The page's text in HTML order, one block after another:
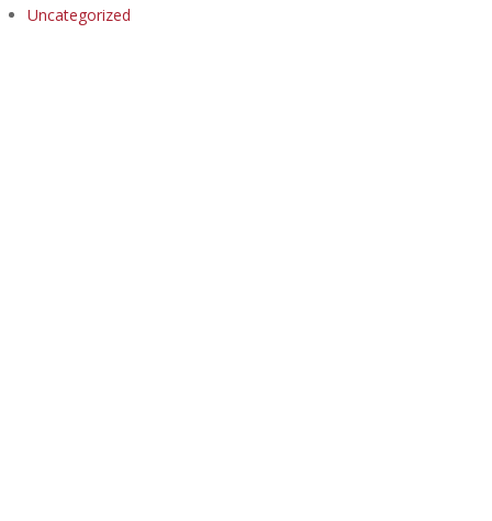
Uncategorized